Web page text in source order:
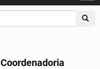
Coordenadoria